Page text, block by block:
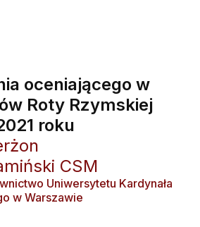
oceniającego w
Roty Rzymskiej
roku
CSM
Uniwersytetu Kardynała
w Warszawie